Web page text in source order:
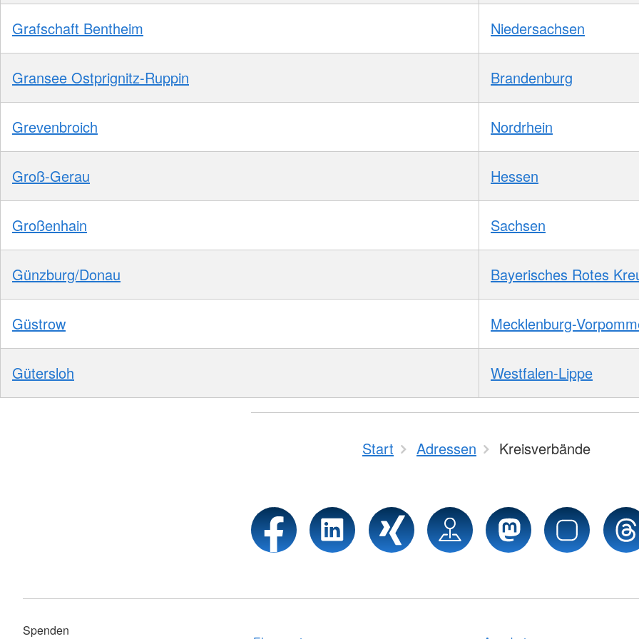
Grafschaft Bentheim Niedersachsen
Gransee Ostprignitz-Ruppin Brandenburg
Grevenbroich Nordrhein
Groß-Gerau Hessen
Großenhain Sachsen
Günzburg/Donau Bayerisches Rotes
Güstrow Mecklenburg-
Gütersloh Westfalen-Lippe
Start Adressen Kreisverbände
Spenden